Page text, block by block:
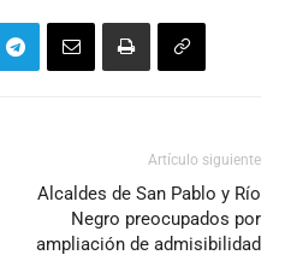
Artículo siguiente
Alcaldes de San Pablo y Río
Negro preocupados por
ampliación de admisibilidad